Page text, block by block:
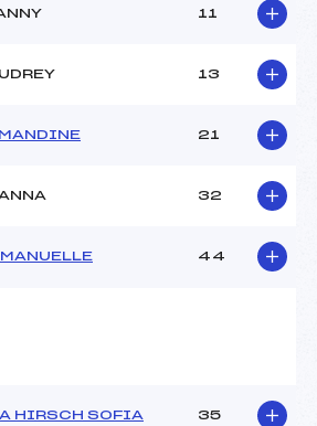
11
13
21
32
44
HIRSCH SOFIA 35